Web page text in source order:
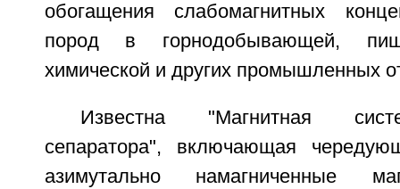
обогащения слабомагнитных
пород в горнодобывающей,
химической и других промышленных
Известна "Магнитная
сепаратора", включающая
азимутально намагниченные